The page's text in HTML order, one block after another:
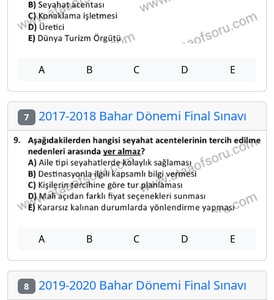
A B C D E
7 2017-2018 Bahar Dönemi Final Sınavı
A B C D E
8 2019-2020 Bahar Dönemi Final Sınavı